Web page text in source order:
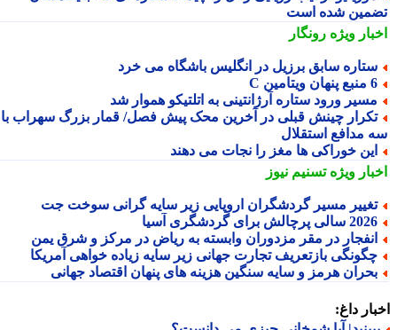
شده است
ویژهرونگار
سابق برزیل در انگلیس باشگاه می خرد
ورود ستاره آرژانتینی به اتلتیکو هموار شد
چینش قبلی در آخرین محک پیش فصل/ قمار بزرگ سهراب با
مدافع استقلال
خوراکی ها مغز را نجات می دهند
ویژهتسنیم نیوز
مسیر گردشگران اروپایی زیر سایه گرانی سوخت جت
سالی پرچالش برای گردشگری آسیا
در مقر مزدوران وابسته به ریاض در مرکز و شرق یمن
بازتعریف تجارت جهانی زیر سایه زیاده خواهی آمریکا
هرمز و سایه سنگین هزینه های پنهان اقتصاد جهانی
داغ: